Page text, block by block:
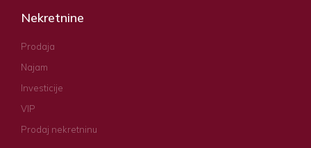
Nekretnine
Prodaja
Najam
Investicije
VIP
Prodaj nekretninu